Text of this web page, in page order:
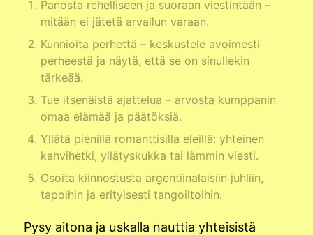
Panosta rehelliseen ja suoraan viestintään –
mitään ei jätetä arvailun varaan.
Kunnioita perhettä – keskustele avoimesti
perheestä ja näytä, että se on sinullekin
tärkeää.
Tue itsenäistä ajattelua – arvosta kumppanin
omaa elämää ja päätöksiä.
Yllätä pienillä romanttisilla eleillä: yhteinen
kahvihetki, yllätyskukka tai lämmin viesti.
Osoita kiinnostusta argentiinalaisiin juhliin,
tapoihin ja erityisesti tangoiltoihin.
Pysy aitona ja uskalla nauttia yhteisistä